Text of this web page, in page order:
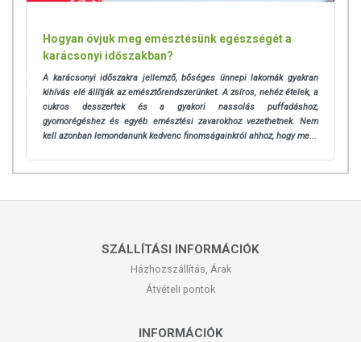
Hogyan óvjuk meg emésztésünk egészségét a
karácsonyi időszakban?
A karácsonyi időszakra jellemző, bőséges ünnepi lakomák gyakran
kihívás elé állítják az emésztőrendszerünket. A zsíros, nehéz ételek, a
cukros desszertek és a gyakori nassolás puffadáshoz,
gyomorégéshez és egyéb emésztési zavarokhoz vezethetnek. Nem
kell azonban lemondanunk kedvenc finomságainkról ahhoz, hogy me...
SZÁLLÍTÁSI INFORMÁCIÓK
Házhozszállítás, Árak
Átvételi pontok
INFORMÁCIÓK